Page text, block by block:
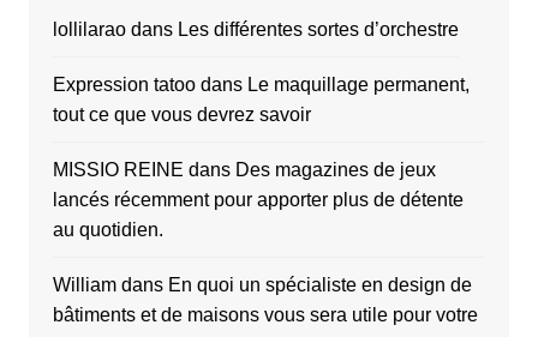
lollilaraodans Les différentes sortes d’orchestre
Expression tatoodans Le maquillage permanent,
tout ce que vous devrez savoir
MISSIO REINE dans Des magazines de jeux
lancés récemment pour apporter plus de détente
au quotidien.
Williamdans En quoi un spécialiste en design de
bâtiments et de maisons vous sera utile pour votre